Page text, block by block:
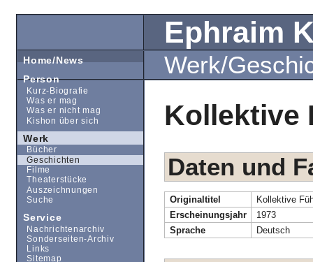
Ephraim
Werk/
Kollektive
Daten und
Originaltitel
Kollektive
Erscheinungsjahr
1973
Sprache
Deutsch
Home/News
Person
Kurz-Biografie
Was er mag
Was er nicht mag
Kishon über sich
Werk
Bücher
Geschichten
Filme
Theaterstücke
Auszeichnungen
Suche
Service
Nachrichtenarchiv
Sonderseiten-Archiv
Links
Sitemap